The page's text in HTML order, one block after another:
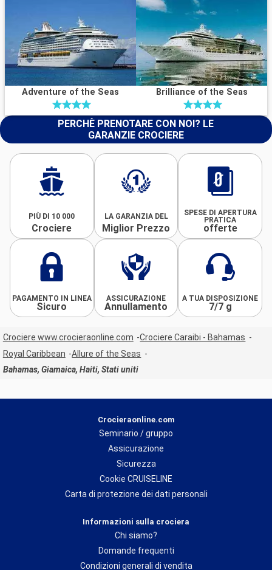
Adventure of the Seas Brilliance of the Seas
PERCHÈ PRENOTARE CON NOI? LE
GARANZIE CROCIERE
PIÙ DI 10 000
Crociere
LA GARANZIA DEL
Miglior Prezzo
SPESE DI APERTURA
PRATICA
offerte
PAGAMENTO IN LINEA
Sicuro
ASSICURAZIONE
Annullamento
A TUA DISPOSIZIONE
7/7 g
Crociere www.crocieraonline.com
Crociere Caraibi - Bahamas
Royal Caribbean
Allure of the Seas
Bahamas, Giamaica, Haiti, Stati uniti
Crocieraonline.com
Seminario / gruppo
Assicurazione
Sicurezza
Cookie CRUISELINE
Carta di protezione dei dati personali
Informazioni sulla crociera
Chi siamo?
Domande frequenti
Condizioni generali di vendita